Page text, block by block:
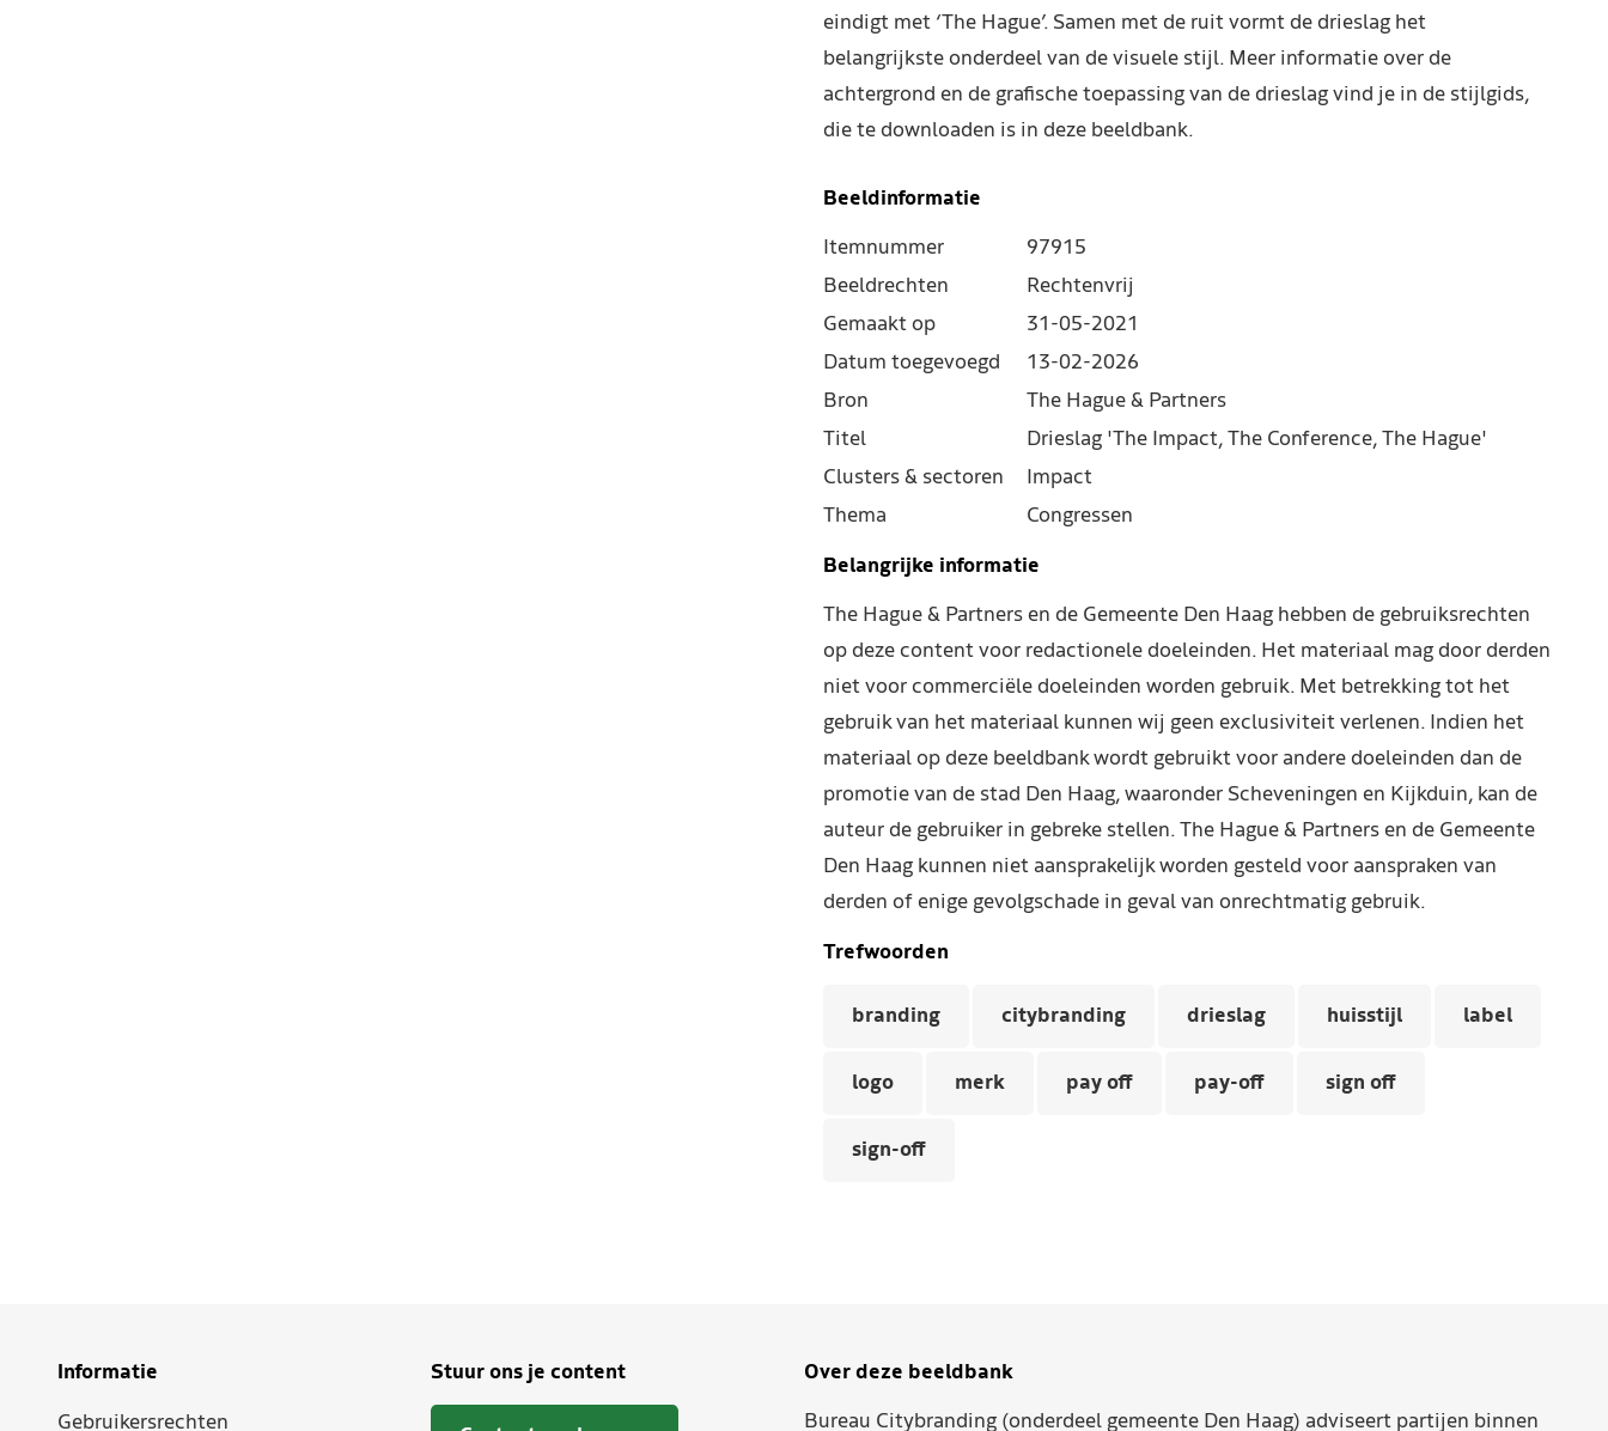
eindigt met ‘The Hague’. Samen met de ruit vormt de drieslag het
belangrijkste onderdeel van de visuele stijl. Meer informatie over de
achtergrond en de grafische toepassing van de drieslag vind je in de stijlgids,
die te downloaden is in deze beeldbank.
Beeldinformatie
Itemnummer
97915
Beeldrechten
Rechtenvrij
Gemaakt op
31-05-2021
Datum toegevoegd
13-02-2026
Bron
The Hague & Partners
Titel
Drieslag 'The Impact, The Conference, The Hague'
Clusters & sectoren
Impact
Thema
Congressen
Belangrijke informatie
The Hague & Partners en de Gemeente Den Haag hebben de gebruiksrechten
op deze content voor redactionele doeleinden. Het materiaal mag door derden
niet voor commerciële doeleinden worden gebruik. Met betrekking tot het
gebruik van het materiaal kunnen wij geen exclusiviteit verlenen. Indien het
materiaal op deze beeldbank wordt gebruikt voor andere doeleinden dan de
promotie van de stad Den Haag, waaronder Scheveningen en Kijkduin, kan de
auteur de gebruiker in gebreke stellen. The Hague & Partners en de Gemeente
Den Haag kunnen niet aansprakelijk worden gesteld voor aanspraken van
derden of enige gevolgschade in geval van onrechtmatig gebruik.
Trefwoorden
branding citybranding drieslag huisstijl label
logo merk pay off pay-off sign off
sign-off
Informatie
Gebruikersrechten
Stuur ons je content Over deze beeldbank
Bureau Citybranding (onderdeel gemeente Den Haag) adviseert partijen binnen